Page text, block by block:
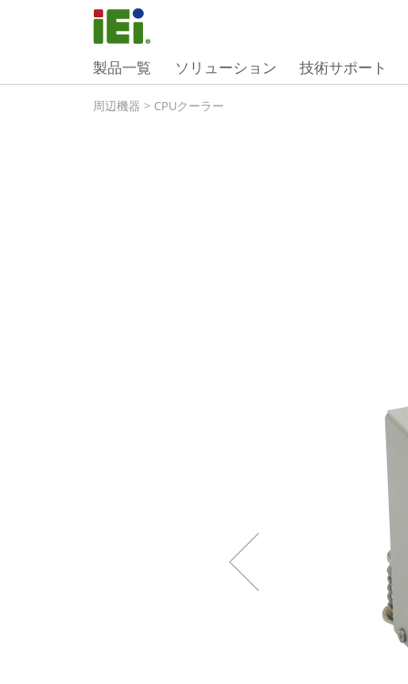
製品一覧 ソリューション 技術サポート
周辺機器 > CPUクーラー